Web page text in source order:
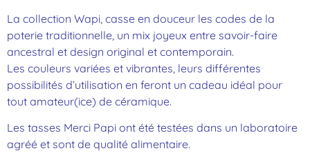
La collection Wapi, casse en douceur les codes de la
poterie traditionnelle, un mix joyeux entre savoir-faire
ancestral et design original et contemporain.
Les couleurs variées et vibrantes, leurs différentes
possibilités d’utilisation en feront un cadeau idéal pour
tout amateur(ice) de céramique.
Les tasses Merci Papi ont été testées dans un laboratoire
agréé et sont de qualité alimentaire.